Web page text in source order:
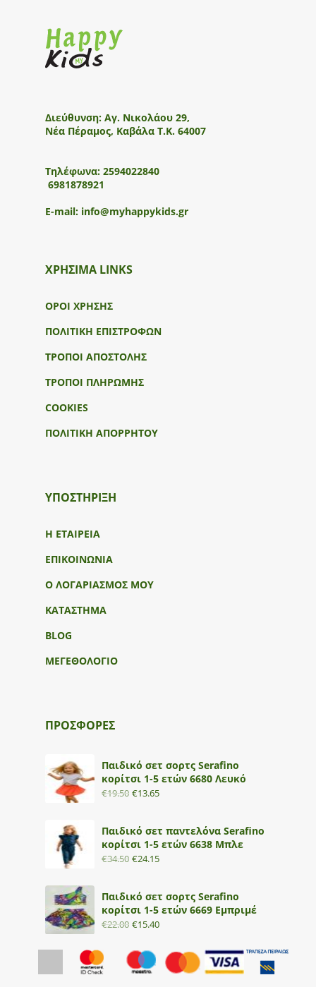
Διεύθυνση: Αγ. Νικολάου 29,
Νέα Πέραμος, Καβάλα Τ.Κ. 64007
Τηλέφωνα: 2594022840
6981878921
E-mail: info@myhappykids.gr
ΧΡΗΣΙΜΑ LINKS
ΟΡΟΙ ΧΡΗΣΗΣ
ΠΟΛΙΤΙΚΗ ΕΠΙΣΤΡΟΦΩΝ
ΤΡΟΠΟΙ ΑΠΟΣΤΟΛΗΣ
ΤΡΟΠΟΙ ΠΛΗΡΩΜΗΣ
COOKIES
ΠΟΛΙΤΙΚΗ ΑΠΟΡΡΗΤΟΥ
ΥΠΟΣΤΉΡΙΞΗ
Η ΕΤΑΙΡΕΙΑ
ΕΠΙΚΟΙΝΩΝΙΑ
Ο ΛΟΓΑΡΙΑΣΜΟΣ ΜΟΥ
ΚΑΤΑΣΤΗΜΑ
BLOG
ΜΕΓΕΘΟΛΟΓΙΟ
ΠΡΟΣΦΟΡΕΣ
Παιδικό σετ σορτς Serafino
κορίτσι 1-5 ετών 6680 Λευκό
€19.50 €13.65
Παιδικό σετ παντελόνα Serafino
κορίτσι 1-5 ετών 6638 Μπλε
€34.50 €24.15
Παιδικό σετ σορτς Serafino
κορίτσι 1-5 ετών 6669 Εμπριμέ
€22.00 €15.40